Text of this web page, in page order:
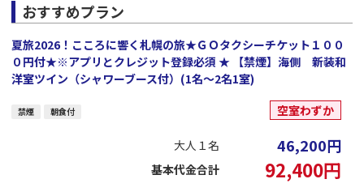
おすすめプラン
夏旅2026！こころに響く札幌の旅★ＧＯタクシーチケット１００
０円付★※アプリとクレジット登録必須 ★ 【禁煙】海側 新装和
洋室ツイン（シャワーブース付）(1名～2名1室)
禁煙 朝食付 空室わずか
大人１名 46,200円
基本代金合計 92,400円